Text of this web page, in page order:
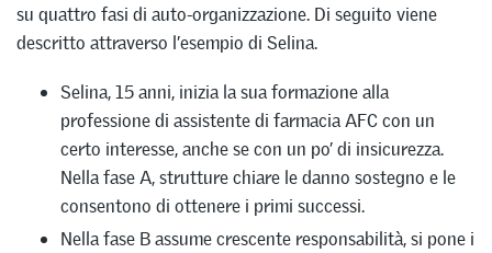
su quattro fasi di auto-organizzazione. Di seguito viene
descritto attraverso l’esempio di Selina.
Selina, 15 anni, inizia la sua formazione alla
professione di assistente di farmacia AFC con un
certo interesse, anche se con un po’ di insicurezza.
Nella fase A, strutture chiare le danno sostegno e le
consentono di ottenere i primi successi.
Nella fase B assume crescente responsabilità, si pone i